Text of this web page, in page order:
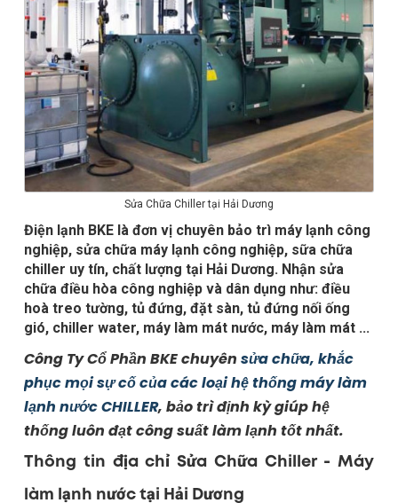
Sửa Chữa Chiller tại Hải Dương
Điện lạnh BKE là đơn vị chuyên bảo trì máy lạnh công
nghiệp, sửa chữa máy lạnh công nghiệp, sữa chữa
chiller uy tín, chất lượng tại Hải Dương. Nhận sửa
chữa điều hòa công nghiệp và dân dụng như: điều
hoà treo tường, tủ đứng, đặt sàn, tủ đứng nối ống
gió, chiller water, máy làm mát nước, máy làm mát ...
Công Ty Cổ Phần BKE chuyên sửa chữa, khắc
phục mọi sự cố của các loại hệ thống máy làm
lạnh nước CHILLER, bảo trì định kỳ giúp hệ
thống luôn đạt công suất làm lạnh tốt nhất.
Thông tin địa chỉ Sửa Chữa Chiller - Máy
làm lạnh nước tại Hải Dương